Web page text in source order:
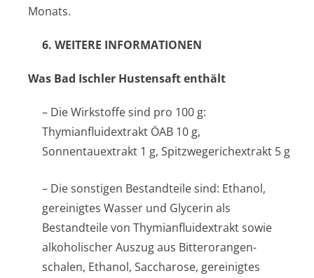
Monats.
6. WEITERE INFORMATIONEN
Was Bad Ischler Hustensaftenthält
– Die Wirkstoffe sind pro 100 g:
Thymianfluidextrakt ÖAB 10 g,
Sonnentauextrakt 1 g, Spitzwegerichex­trakt 5 g
– Die sonstigen Bestandteile sind: Ethanol,
gereinigtes Wasser und Glycerin als
Bestandteile von Thymianfluidextrakt sowie
alkoholischer Auszug aus Bitterorangen­
schalen, Ethanol, Saccharose, gereinigtes